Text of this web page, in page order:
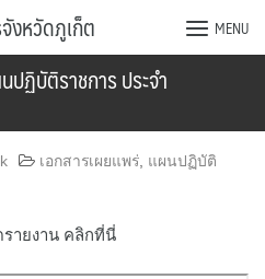
งหวัดภูเก็ต MENU
ปฏิบัติราชการ ประจำ
เอกสารเผยแพร่ แผนปฏิบัติ
ายงาน คลิกที่นี่